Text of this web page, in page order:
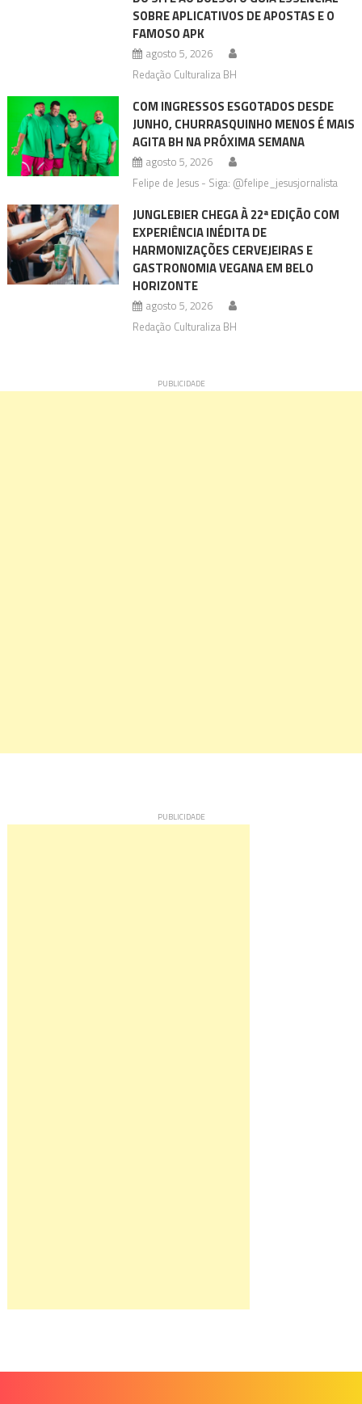
SOBRE APLICATIVOS DE APOSTAS E O
FAMOSO APK
agosto 5, 2026
Redação Culturaliza BH
COM INGRESSOS ESGOTADOS DESDE
JUNHO, CHURRASQUINHO MENOS É MAIS
AGITA BH NA PRÓXIMA SEMANA
agosto 5, 2026
Felipe de Jesus - Siga: @felipe_jesusjornalista
JUNGLEBIER CHEGA À 22ª EDIÇÃO COM
EXPERIÊNCIA INÉDITA DE
HARMONIZAÇÕES CERVEJEIRAS E
GASTRONOMIA VEGANA EM BELO
HORIZONTE
agosto 5, 2026
Redação Culturaliza BH